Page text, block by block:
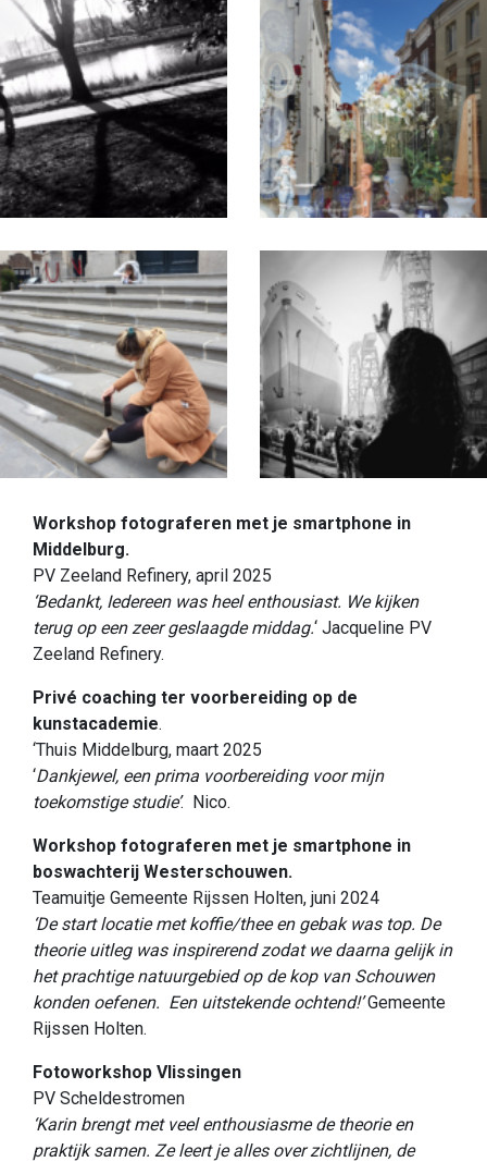
Workshop fotograferen met je smartphone in
Middelburg.
PV Zeeland Refinery, april 2025
‘Bedankt, Iedereen was heel enthousiast. We kijken
terug op een zeer geslaagde middag.‘ Jacqueline PV
Zeeland Refinery.
Privé coaching ter voorbereiding op de
kunstacademie.
‘Thuis Middelburg, maart 2025
‘Dankjewel, een prima voorbereiding voor mijn
toekomstige studie’. Nico.
Workshop fotograferen met je smartphone in
boswachterij Westerschouwen.
Teamuitje Gemeente Rijssen Holten, juni 2024
‘De start locatie met koffie/thee en gebak was top. De
theorie uitleg was inspirerend zodat we daarna gelijk in
het prachtige natuurgebied op de kop van Schouwen
konden oefenen. Een uitstekende ochtend!’Gemeente
Rijssen Holten.
Fotoworkshop Vlissingen
PV Scheldestromen
‘Karin brengt met veel enthousiasme de theorie en
praktijk samen. Ze leert je alles over zichtlijnen, de